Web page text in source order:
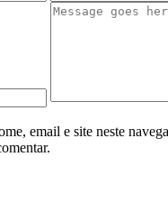
email e site neste